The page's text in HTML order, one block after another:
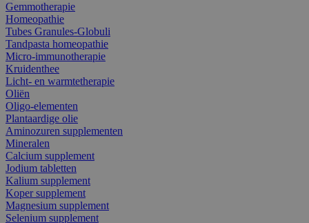
Gemmotherapie
Homeopathie
Tubes Granules-Globuli
Tandpasta homeopathie
Micro-immunotherapie
Kruidenthee
Licht- en warmtetherapie
Oliën
Oligo-elementen
Plantaardige olie
Aminozuren supplementen
Mineralen
Calcium supplement
Jodium tabletten
Kalium supplement
Koper supplement
Magnesium supplement
Selenium supplement